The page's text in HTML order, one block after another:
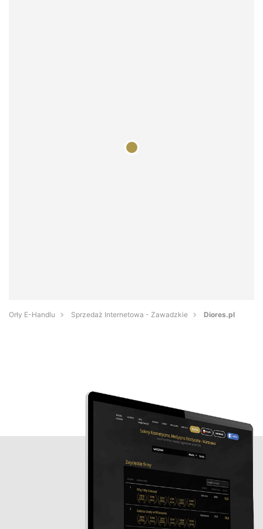
Orły E-Handlu Sprzedaż Internetowa - Zawadzkie Diores.pl